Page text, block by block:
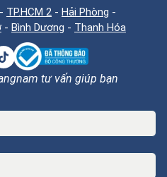
- TP.HCM 2 - Hải Phòng -
- Bình Dương - Thanh Hóa
tư vấn giúp bạn